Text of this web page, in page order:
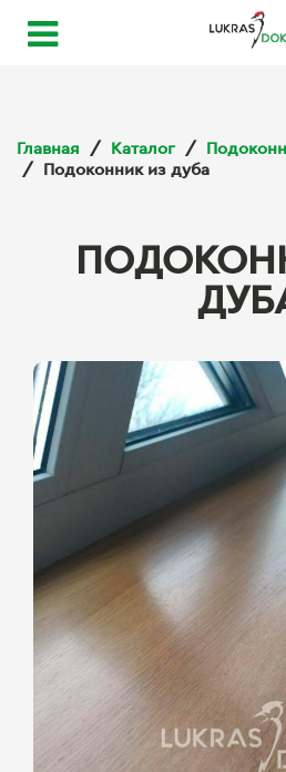
Главная Каталог
Подоконник из дуба